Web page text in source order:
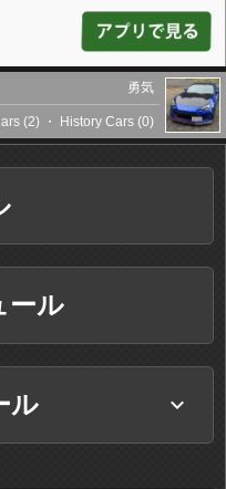
勇気
(2) ・ History Cars (0)
ール
ル keyboard_arrow_down